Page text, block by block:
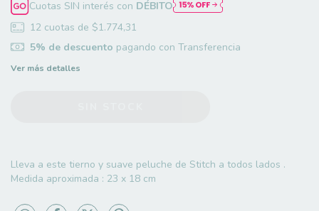
Cuotas SIN interés con DÉBITO
12 cuotas de $1.774,31
5% de descuento pagando con Transferencia
Ver más detalles
Lleva a este tierno y suave peluche de Stitch a todos lados .
Medida aproximada : 23 x 18 cm